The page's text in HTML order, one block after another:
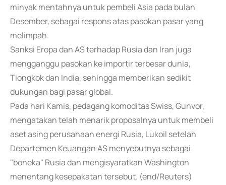
minyak mentahnya untuk pembeli Asia pada bulan
Desember, sebagai respons atas pasokan pasar yang
melimpah.
Sanksi Eropa dan AS terhadap Rusia dan Iran juga
mengganggu pasokan ke importir terbesar dunia,
Tiongkok dan India, sehingga memberikan sedikit
dukungan bagi pasar global.
Pada hari Kamis, pedagang komoditas Swiss, Gunvor,
mengatakan telah menarik proposalnya untuk membeli
aset asing perusahaan energi Rusia, Lukoil setelah
Departemen Keuangan AS menyebutnya sebagai
"boneka" Rusia dan mengisyaratkan Washington
menentang kesepakatan tersebut. (end/Reuters)